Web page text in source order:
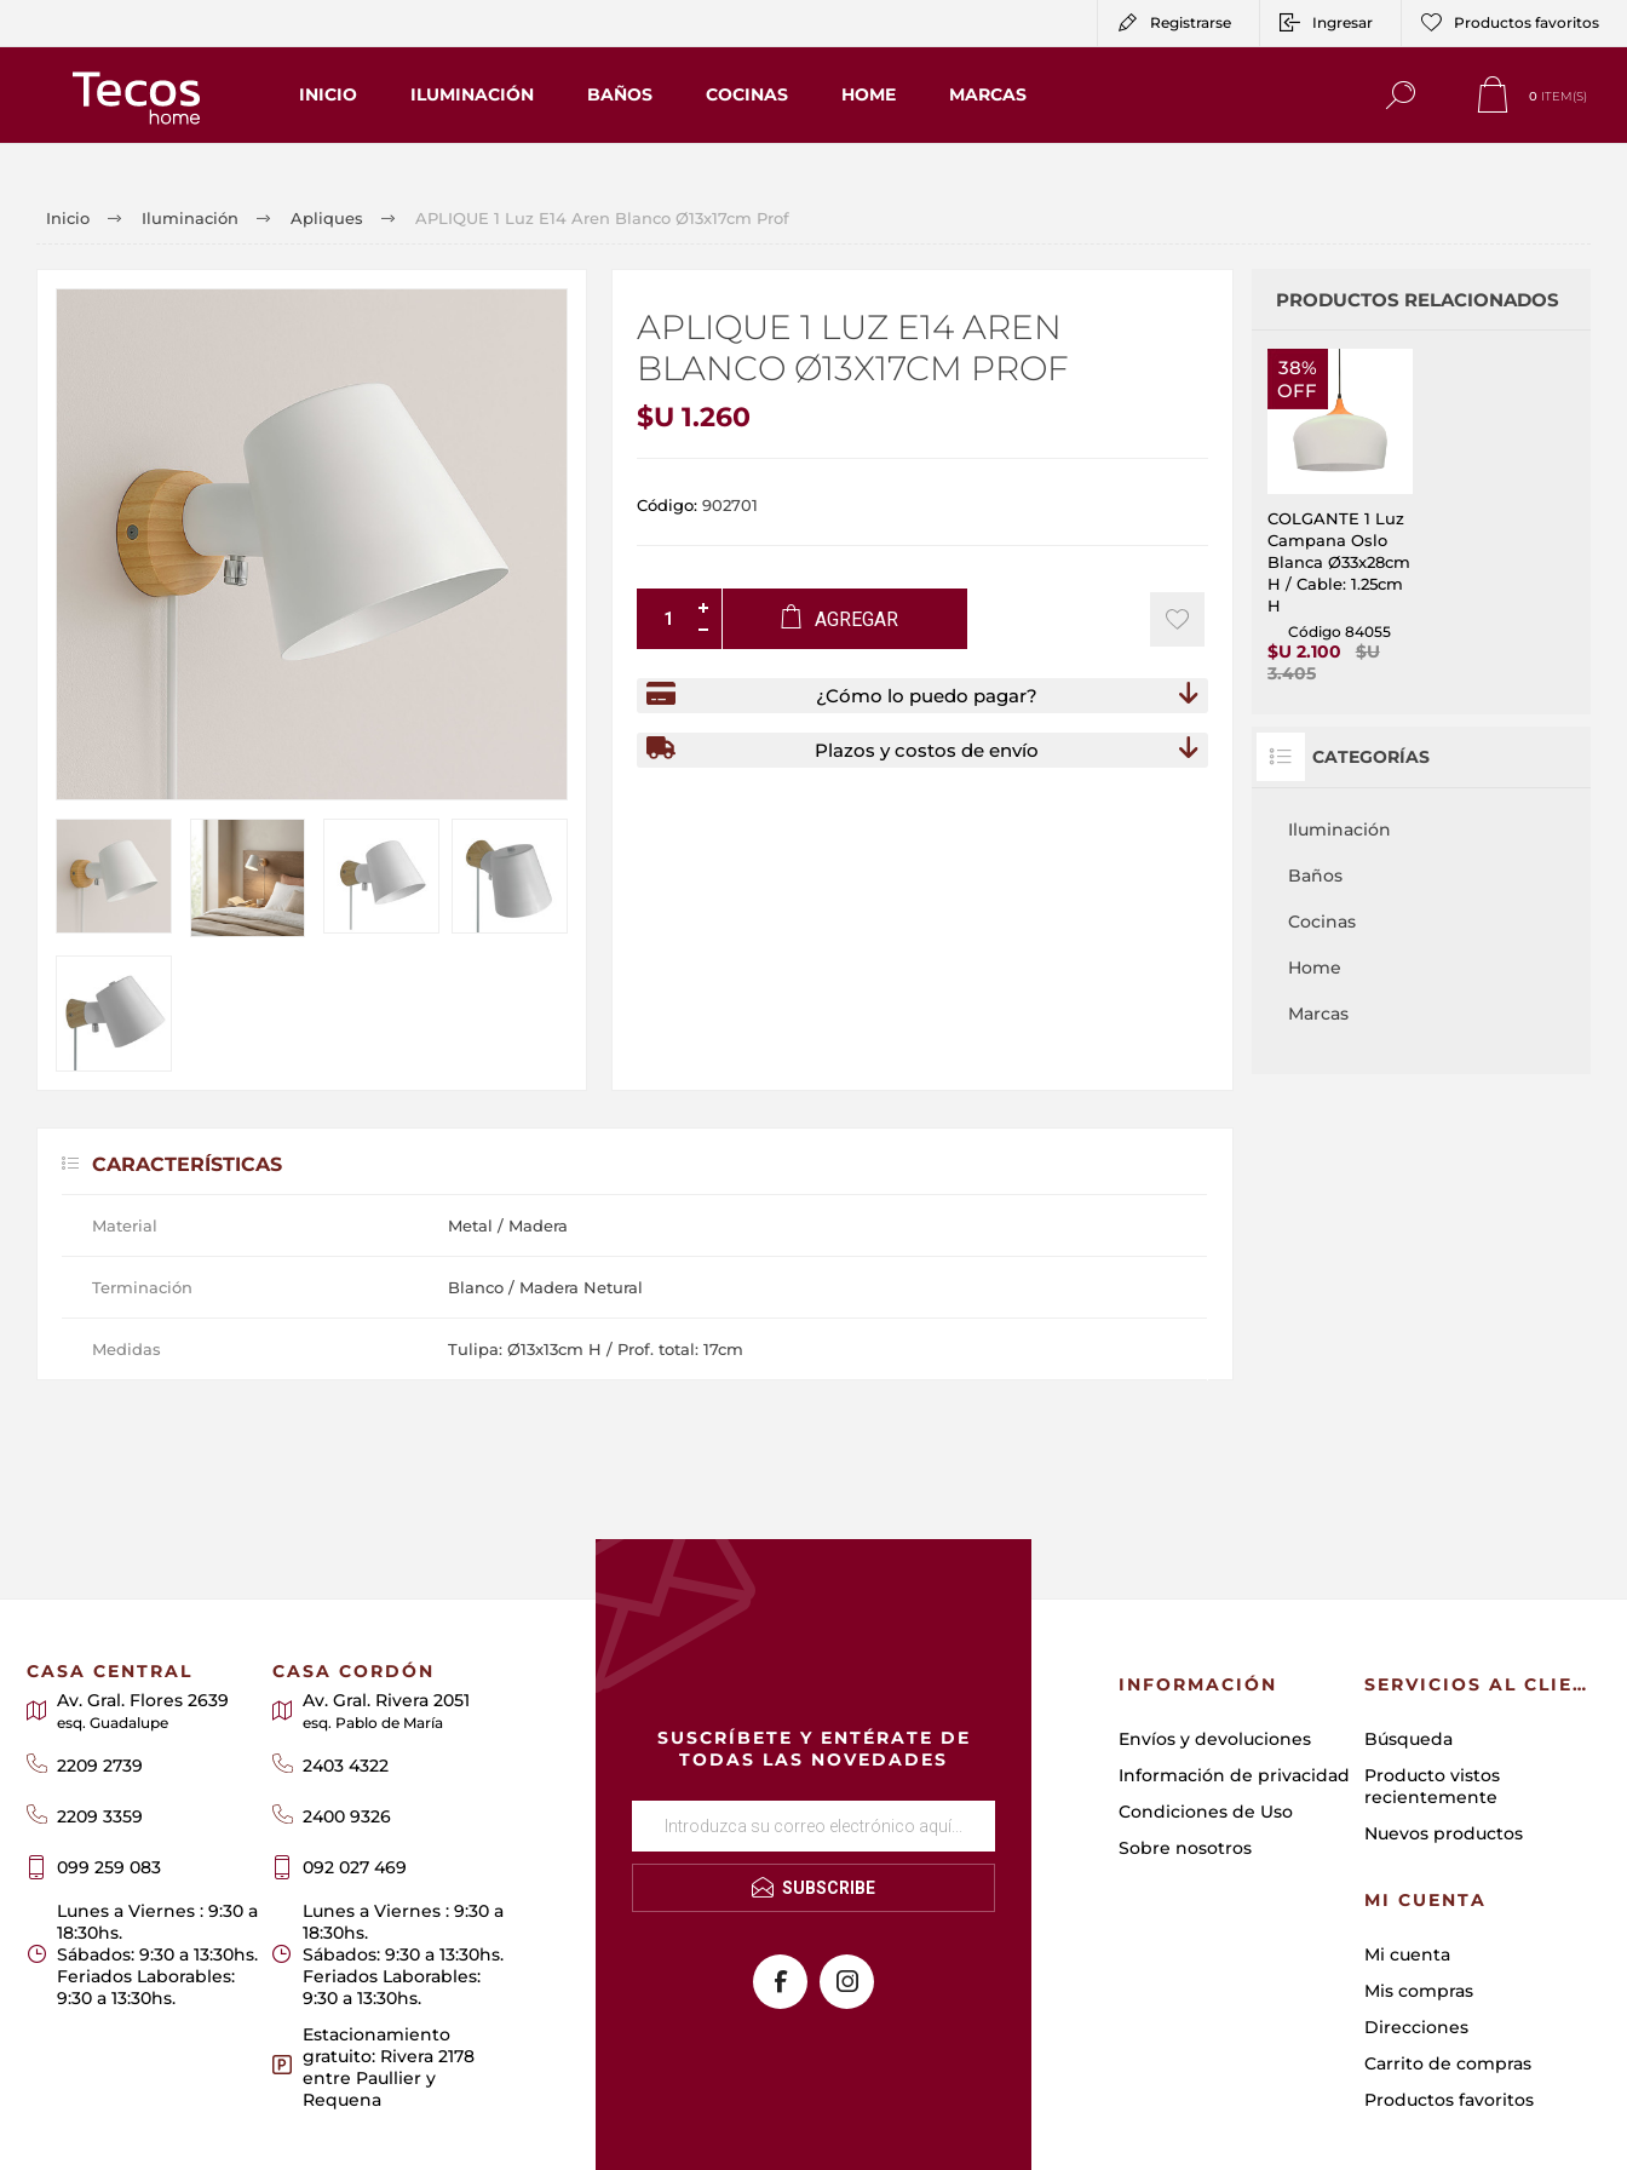
Registrarse Ingresar Productos favoritos
INICIO ILUMINACIÓN BAÑOS COCINAS HOME MARCAS 0 ITEM(S)
Inicio Iluminación Apliques APLIQUE 1 Luz E14 Aren Blanco Ø13x17cm Prof
APLIQUE 1 LUZ E14 AREN
BLANCO Ø13X17CM PROF
$U 1.260
Código: 902701
AGREGAR
¿Cómo lo puedo pagar?
Plazos y costos de envío
CARACTERÍSTICAS
Material Metal / Madera
Terminación Blanco / Madera Netural
Medidas Tulipa: Ø13x13cm H / Prof. total: 17cm
PRODUCTOS RELACIONADOS
38%
OFF
COLGANTE 1 Luz
Campana Oslo
Blanca Ø33x28cm
H / Cable: 1.25cm
H
Código 84055
$U 2.100
$U
3.405
CATEGORÍAS
Iluminación
Baños
Cocinas
Home
Marcas
SUSCRÍBETE Y ENTÉRATE DE
TODAS LAS NOVEDADES
SUBSCRIBE
CASA CENTRAL
Av. Gral. Flores 2639
esq. Guadalupe
2209 2739
2209 3359
099 259 083
Lunes a Viernes : 9:30 a
18:30hs.
Sábados: 9:30 a 13:30hs.
Feriados Laborables:
9:30 a 13:30hs.
CASA CORDÓN
Av. Gral. Rivera 2051
esq. Pablo de María
2403 4322
2400 9326
092 027 469
Lunes a Viernes : 9:30 a
18:30hs.
Sábados: 9:30 a 13:30hs.
Feriados Laborables:
9:30 a 13:30hs.
Estacionamiento
gratuito: Rivera 2178
entre Paullier y
Requena
INFORMACIÓN
Envíos y devoluciones
Información de privacidad
Condiciones de Uso
Sobre nosotros
SERVICIOS AL CLIENTE
Búsqueda
Producto vistos
recientemente
Nuevos productos
MI CUENTA
Mi cuenta
Mis compras
Direcciones
Carrito de compras
Productos favoritos